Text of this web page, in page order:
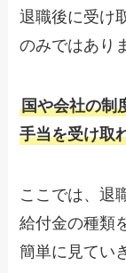
退職後に受け
のみではあり
国や会社の制
手当を受け取
ここでは、退
給付金の種類
簡単に見てい